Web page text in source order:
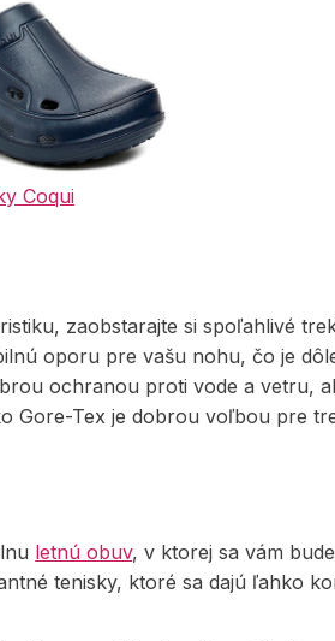
Coqui
zaobstarajte si spoľahlivé
oporu pre vašu nohu, čo je
ochranou proti vode a vetru,
Gore-Tex je dobrou voľbou pre
letnú obuv, v ktorej sa vám
tenisky, ktoré sa dajú ľahko